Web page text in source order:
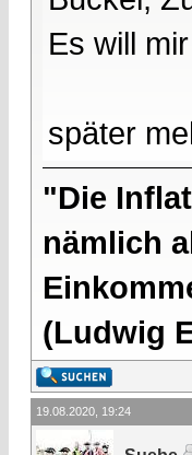
Es will
später
"Die
nämlich
(Ludwig
19.08.2020, 19:24